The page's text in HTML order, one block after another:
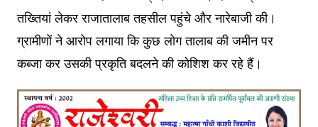
तख्तियां लेकर राजातालाब तहसील पहुंचे और नारेबाजी की।
ग्रामीणों ने आरोप लगाया कि कुछ लोग तालाब की जमीन पर
कब्जा कर उसकी प्रकृति बदलने की कोशिश कर रहे हैं।